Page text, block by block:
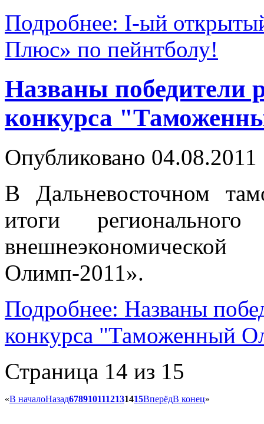
Подробнее: I-ый
Плюс» по пейнтболу!
Названы победители
конкурса
Опубликовано 04.08.2011
В Дальневосточном
итоги
Олимп-2011».
Подробнее: Названы
конкурса "Таможенный
Страница 14 из 15
«В началоНазад6789101112131415ВперёдВ конец»